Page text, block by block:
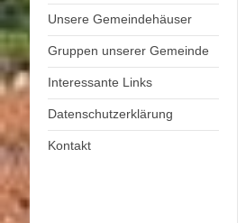
Unsere Gemeindehäuser
Gruppen unserer Gemeinde
Interessante Links
Datenschutzerklärung
Kontakt